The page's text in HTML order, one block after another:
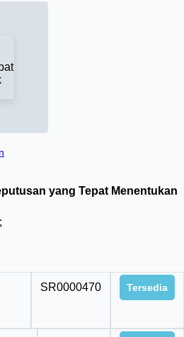
yang Tepat Menentukan
SR0000470 Tersedia